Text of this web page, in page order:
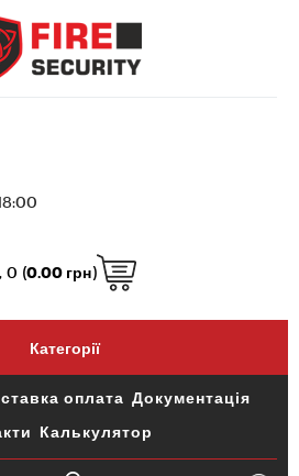
0 (0.00 грн)
Категорії
оплата Документація
Калькулятор